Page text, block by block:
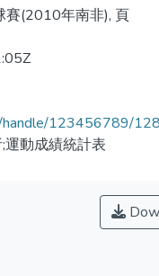
賽(2010年南非), 頁
handle/123456789/
運動成績統計表